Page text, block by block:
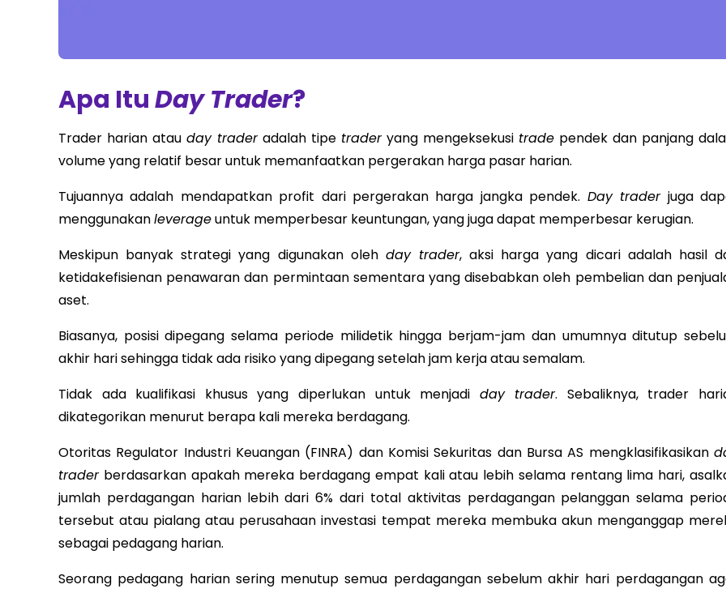
Apa ItuDay Trader?
Trader harian atau day traderadalah tipe traderyang mengeksekusi trade pendek dan panjang
volume yang relatif besar untuk memanfaatkan pergerakan harga pasar harian.
Tujuannya adalah mendapatkan profit dari pergerakan harga jangka pendek. Day traderjuga
menggunakanleverageuntuk memperbesar keuntungan, yang juga dapat memperbesar kerugian.
Meskipun banyak strategi yang digunakan oleh day trader, aksi harga yang dicari adalah hasil
ketidakefisienan penawaran dan permintaan sementara yang disebabkan oleh pembelian dan
aset.
Biasanya, posisi dipegang selama periode milidetik hingga berjam-jam dan umumnya ditutup
akhir hari sehingga tidak ada risiko yang dipegang setelah jam kerja atau semalam.
Tidak ada kualifikasi khusus yang diperlukan untuk menjadi day trader. Sebaliknya, trader
dikategorikan menurut berapa kali mereka berdagang.
Otoritas Regulator Industri Keuangan (FINRA) dan Komisi Sekuritas dan Bursa AS mengklasifikasikan
traderberdasarkan apakah mereka berdagang empat kali atau lebih selama rentang lima hari,
jumlah perdagangan harian lebih dari 6% dari total aktivitas perdagangan pelanggan selama
tersebut atau pialang atau perusahaan investasi tempat mereka membuka akun menganggap
sebagai pedagang harian.
Seorang pedagang harian sering menutup semua perdagangan sebelum akhir hari perdagangan